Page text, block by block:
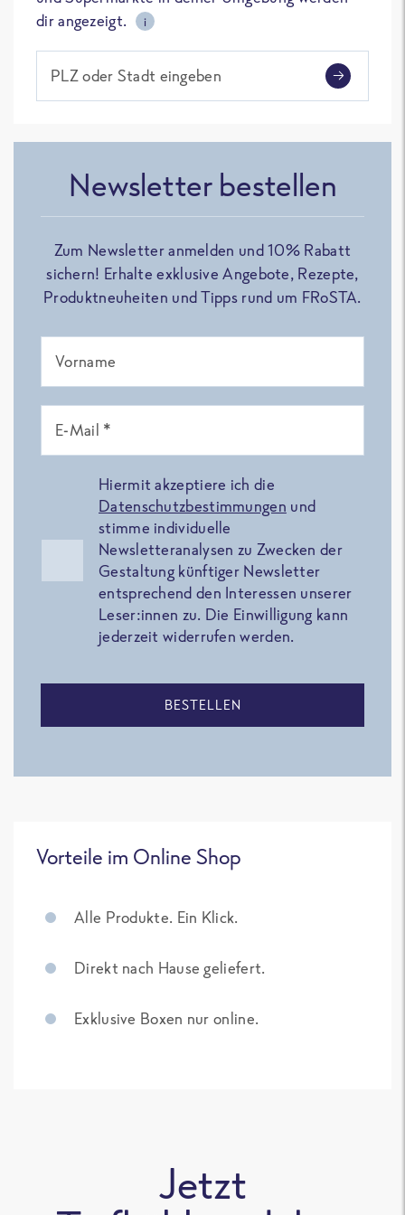
dir angezeigt.
i
PLZ oder Stadt eingeben
Newsletter bestellen
Zum Newsletter anmelden und 10% Rabatt
sichern! Erhalte exklusive Angebote, Rezepte,
Produktneuheiten und Tipps rund um FRoSTA.
Vorname
E-Mail *
Hiermit akzeptiere ich die
Datenschutzbestimmungen und
stimme individuelle
Newsletteranalysen zu Zwecken der
Gestaltung künftiger Newsletter
entsprechend den Interessen unserer
Leser:innen zu. Die Einwilligung kann
jederzeit widerrufen werden.
BESTELLEN
Vorteile im Online Shop
Alle Produkte. Ein Klick.
Direkt nach Hause geliefert.
Exklusive Boxen nur online.
Jetzt